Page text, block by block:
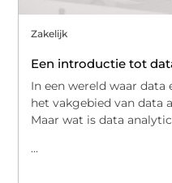
Zakelijk
Een introductie tot
In een wereld waar
het vakgebied van data
Maar wat is data
...